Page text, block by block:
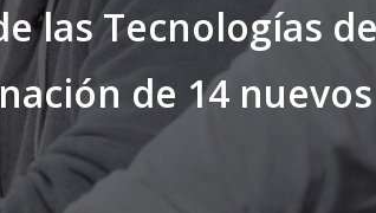
las Tecnologías
de 14